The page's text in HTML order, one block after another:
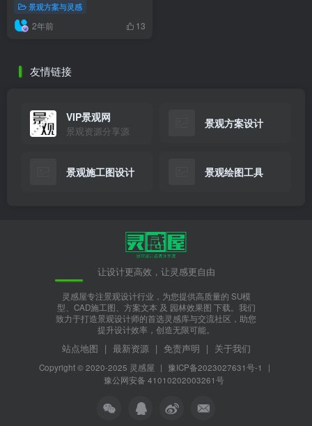
景观方案与灵感
2年前 13
友情链接
VIP景观网
景观资源分享源
景观方案设计
景观施工图设计 景观绘图工具
让设计更高效，让灵感更自由
灵感屋专注景观设计行业，为您提供高质量的 SU模
型、CAD施工图、方案文本 及 园林效果图 下载。我们
致力于打造景观设计师的首选灵感库与交流社区，助您
提升设计效率，创造无限可能。
站点地图 | 最新资源 | 免责声明 | 关于我们
Copyright © 2020-2025 灵感屋 | 豫ICP备2023027631号-1
|
豫公网安备 41010202003261号